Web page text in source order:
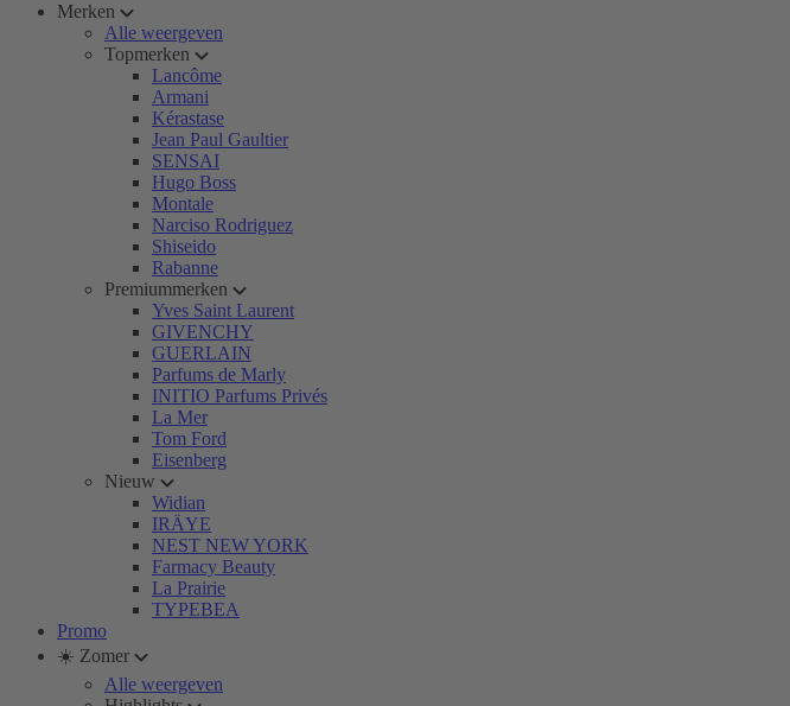
Merken
Alle weergeven
Topmerken
Lancôme
Armani
Kérastase
Jean Paul Gaultier
SENSAI
Hugo Boss
Montale
Narciso Rodriguez
Shiseido
Rabanne
Premiummerken
Yves Saint Laurent
GIVENCHY
GUERLAIN
Parfums de Marly
INITIO Parfums Privés
La Mer
Tom Ford
Eisenberg
Nieuw
Widian
IRÄYE
NEST NEW YORK
Farmacy Beauty
La Prairie
TYPEBEA
Promo
☀️ Zomer
Alle weergeven